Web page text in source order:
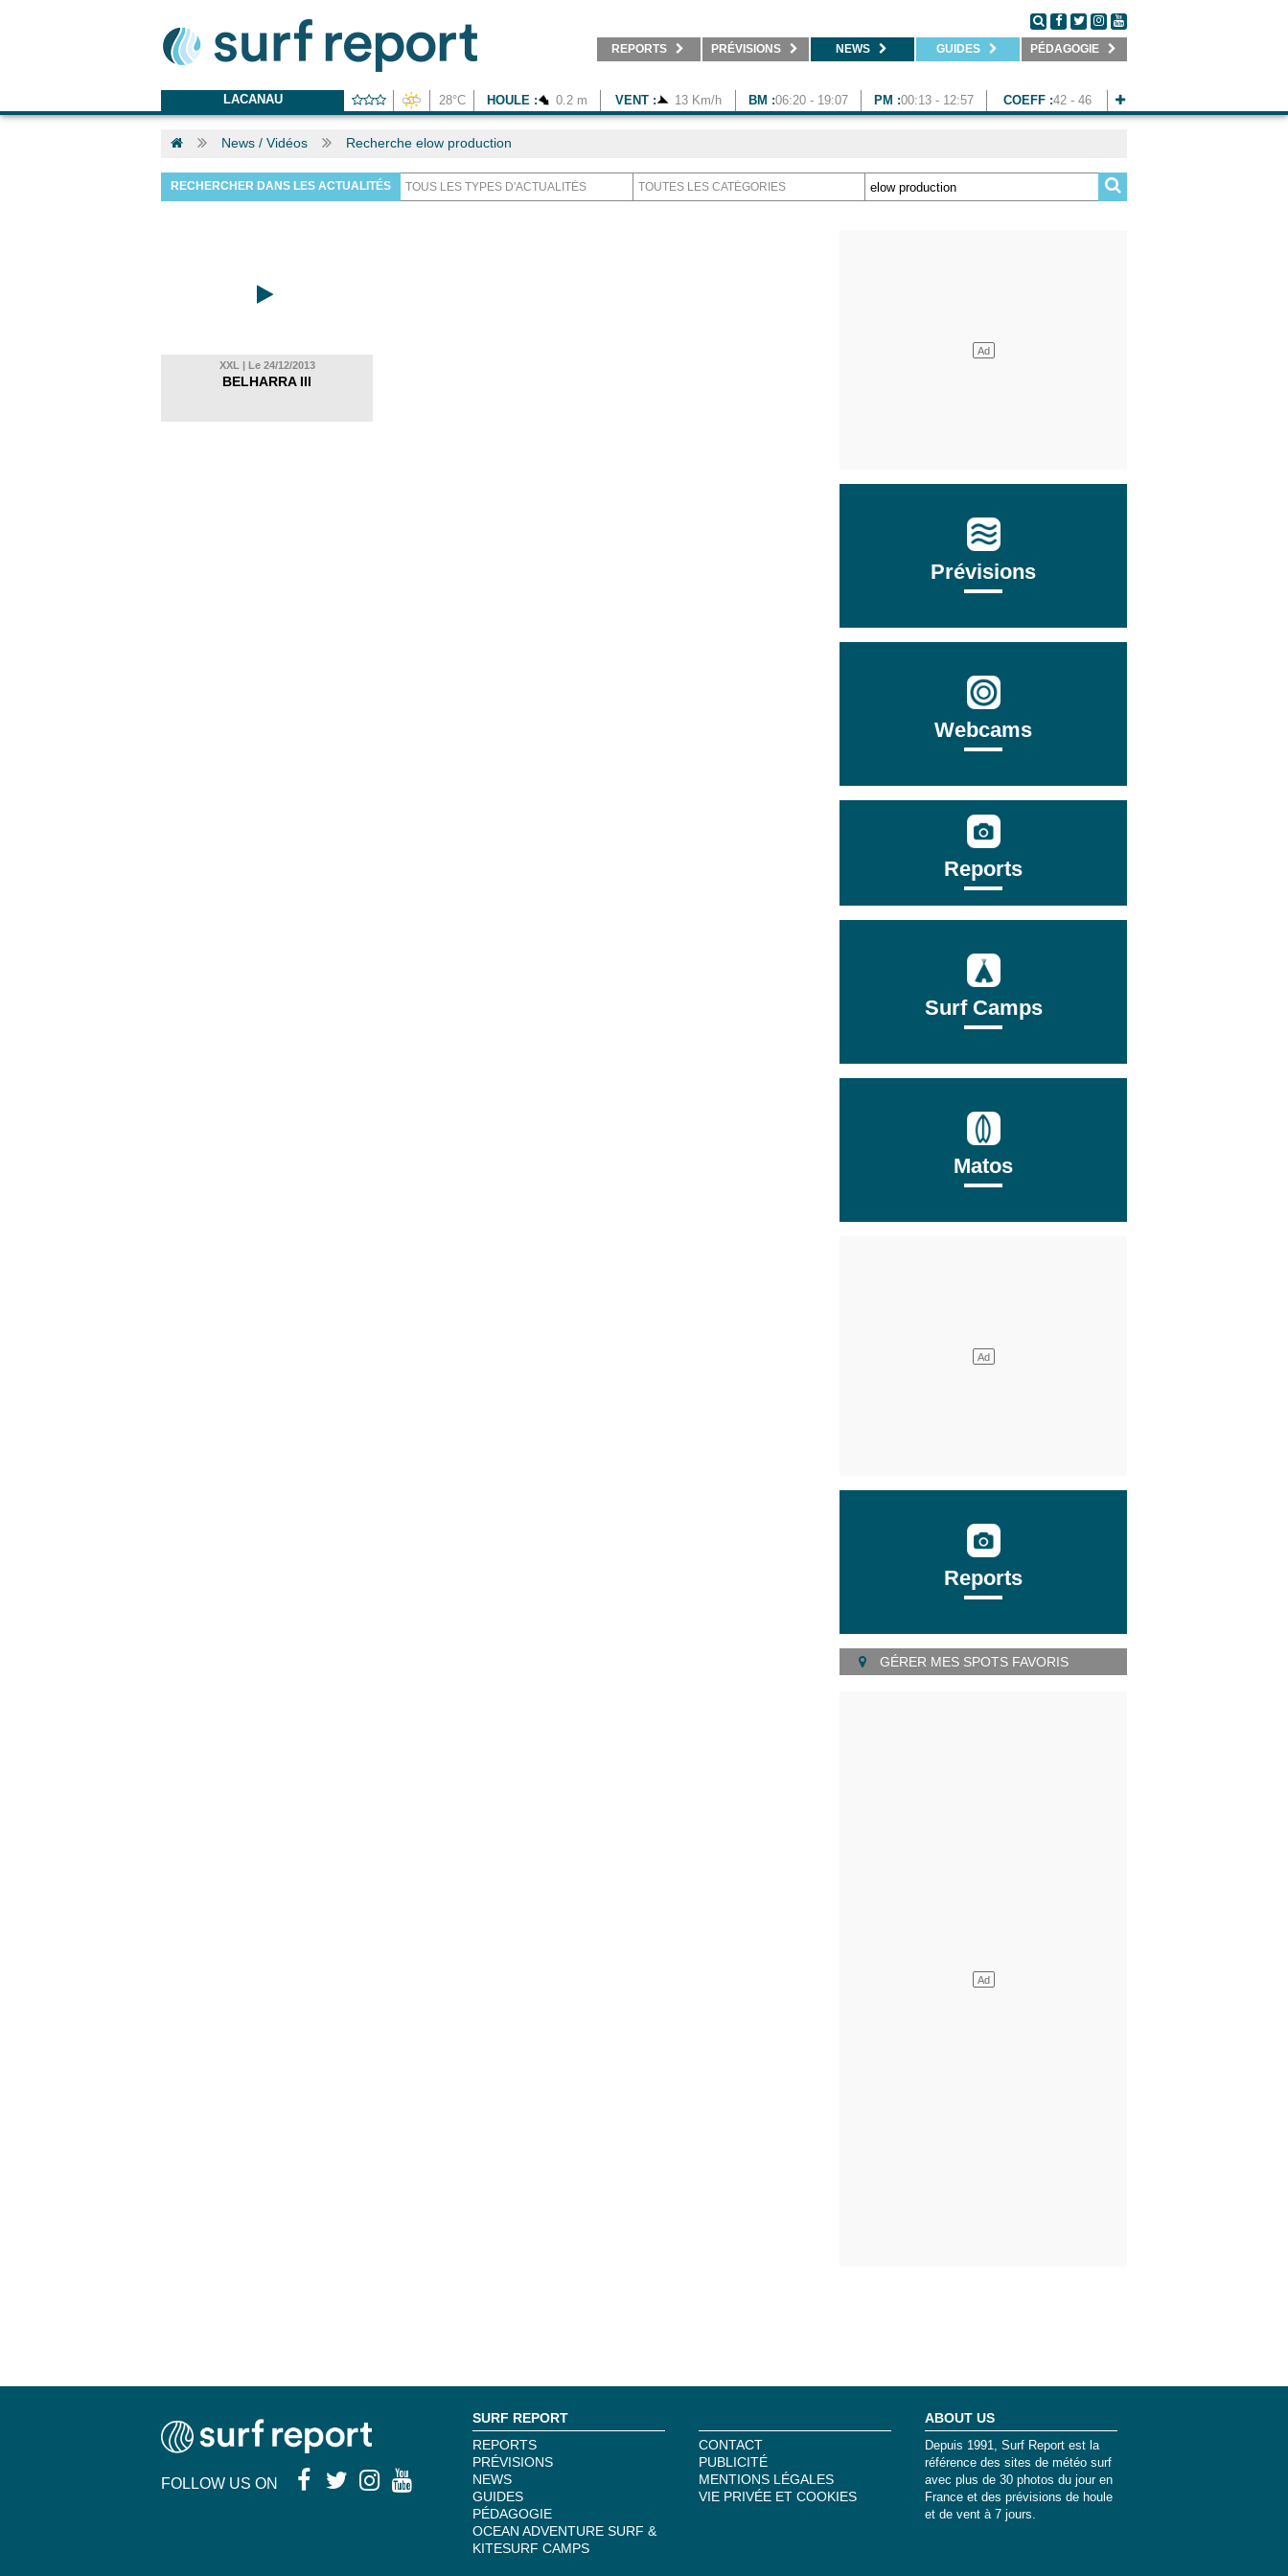
REPORTS PRÉVISIONS NEWS GUIDES PÉDAGOGIE
LACANAU 28°C HOULE : 0.2 m VENT : 13 Km/h BM :06:20 - 19:07 PM :00:13 - 12:57 COEFF :42 - 46
News / Vidéos Recherche elow production
RECHERCHER DANS LES ACTUALITÉS
XXL | Le 24/12/2013
BELHARRA III
Prévisions
Webcams
Reports
Surf Camps
Matos
Reports
GÉRER MES SPOTS FAVORIS
FOLLOW US ON
SURF REPORT
REPORTS
PRÉVISIONS
NEWS
GUIDES
PÉDAGOGIE
OCEAN ADVENTURE SURF &
KITESURF CAMPS
CONTACT
PUBLICITÉ
MENTIONS LÉGALES
VIE PRIVÉE ET COOKIES
ABOUT US
Depuis 1991, Surf Report est la
référence des sites de météo surf
avec plus de 30 photos du jour en
France et des prévisions de houle
et de vent à 7 jours.